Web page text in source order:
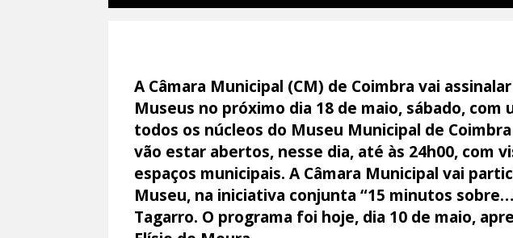
A Câmara Municipal (CM) de Coimbra vai
Museus no próximo dia 18 de maio, sábado,
todos os núcleos do Museu Municipal de
vão estar abertos, nesse dia, até às 24h00, com
espaços municipais. A Câmara Municipal vai
Museu, na iniciativa conjunta “15 minutos
Tagarro. O programa foi hoje, dia 10 de maio,